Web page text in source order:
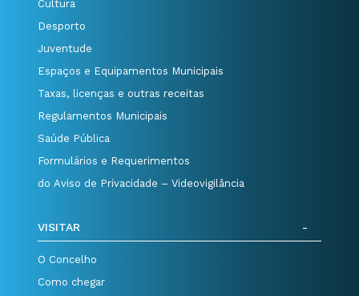
Cultura
Desporto
Juventude
Espaços e Equipamentos Municipais
Taxas, licenças e outras receitas
Regulamentos Municipais
Saúde Pública
Formulários e Requerimentos
do Aviso de Privacidade – Videovigilância
VISITAR
O Concelho
Como chegar